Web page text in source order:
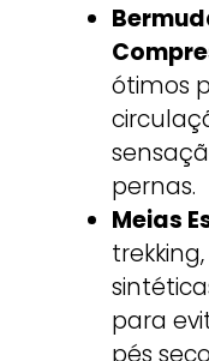
ótimos
pernas.
Meias
para
pés